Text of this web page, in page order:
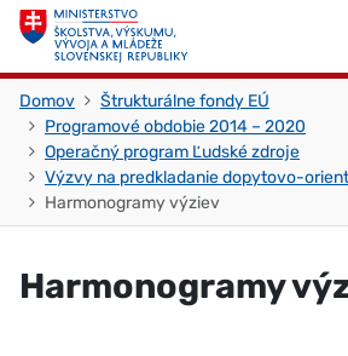
Skočiť na obsah
Domov
Štrukturálne fondy EÚ
Programové obdobie 2014 – 2020
Operačný program Ľudské zdroje
Výzvy na predkladanie dopytovo-
Harmonogramy výziev
Harmonogramy
Skočiť na začiatok stránky